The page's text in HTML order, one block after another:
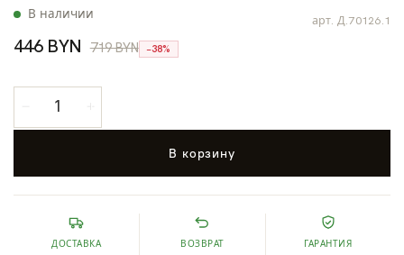
арт. Д.70126.1
В наличии
446 BYN 719 BYN −38%
В корзину
ДОСТАВКА ВОЗВРАТ ГАРАНТИЯ